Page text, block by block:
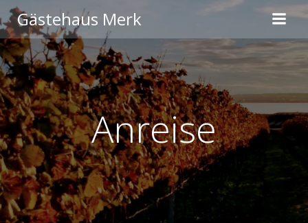
springen
Gästehaus Merk
Anreise